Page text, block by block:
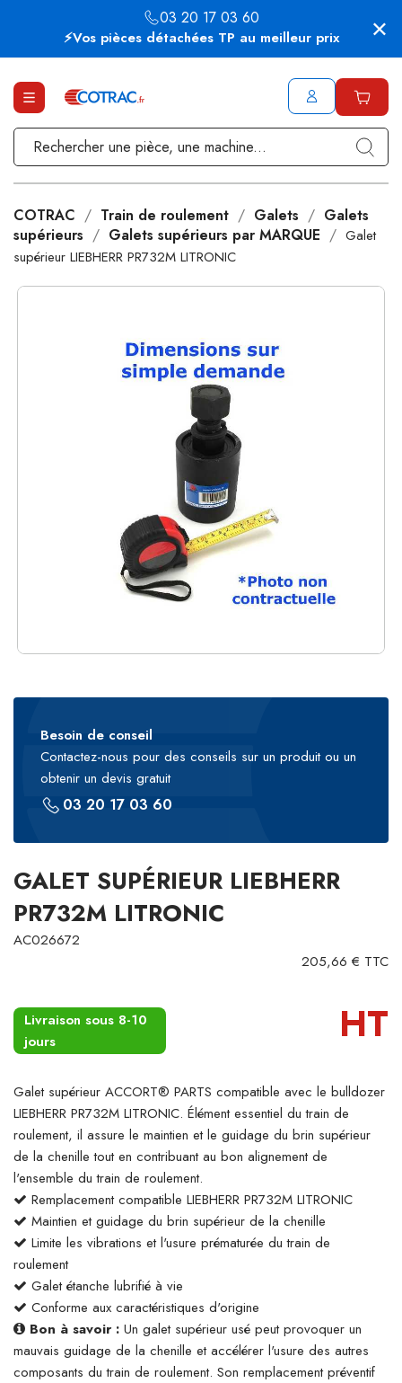
⚡Vos pièces détachées TP au meilleur prix
03 20 17 03 60
COTRAC Train de roulement Galets
Galets
supérieurs
Galets supérieurs par MARQUE
Galet
supérieur LIEBHERR PR732M LITRONIC
Besoin de conseil
Contactez-nous pour des conseils sur un produit ou un
obtenir un devis gratuit
03 20 17 03 60
GALET SUPÉRIEUR LIEBHERR
PR732M LITRONIC
AC026672
205,66 € TTC
Livraison sous 8-10
jours
HT
Galet supérieur ACCORT® PARTS compatible avec le bulldozer
LIEBHERR PR732M LITRONIC. Élément essentiel du train de
roulement, il assure le maintien et le guidage du brin supérieur
de la chenille tout en contribuant au bon alignement de
l'ensemble du train de roulement.
Remplacement compatible LIEBHERR PR732M LITRONIC
Maintien et guidage du brin supérieur de la chenille
Limite les vibrations et l'usure prématurée du train de
roulement
Galet étanche lubrifié à vie
Conforme aux caractéristiques d'origine
Bon à savoir : Un galet supérieur usé peut provoquer un
mauvais guidage de la chenille et accélérer l'usure des autres
composants du train de roulement. Son remplacement préventif